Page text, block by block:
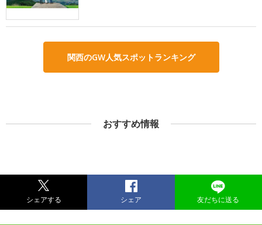
関西のGW人気スポットランキング
おすすめ情報
シェアする シェア 友だちに送る